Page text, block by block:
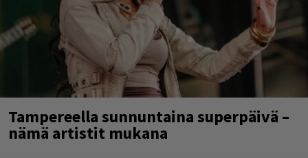
Tampereella sunnuntaina superpäivä –
nämä artistit mukana